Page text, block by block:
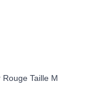
Taille M